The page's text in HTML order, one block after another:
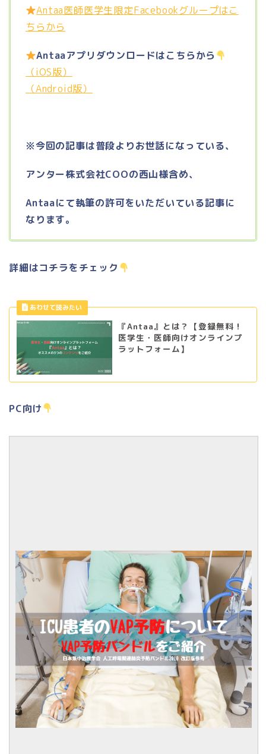
Antaa医師医学生限定Facebookグループはこ
ちらから
Antaaアプリダウンロードはこちらから
（iOS版）
（Android版）
※今回の記事は普段よりお世話になっている、
アンター株式会社COOの西山様含め、
Antaaにて執筆の許可をいただいている記事に
なります。
詳細はコチラをチェック
『Antaa』とは？【登録無料！
医学生・医師向けオンラインプ
ラットフォーム】
PC向け